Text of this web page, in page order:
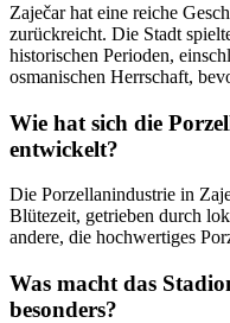
Zaječar hat eine reiche
zurückreicht. Die Stadt
historischen Perioden,
osmanischen Herrschaft,
Wie hat sich die
entwickelt?
Die Porzellanindustrie in
Blütezeit, getrieben durch
andere, die hochwertiges
Was macht das
besonders?